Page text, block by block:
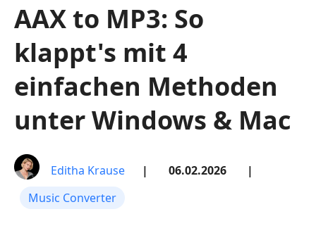
AAX to MP3: So
klappt's mit 4
einfachen Methoden
unter Windows & Mac
Editha Krause | 06.02.2026
|
Music Converter